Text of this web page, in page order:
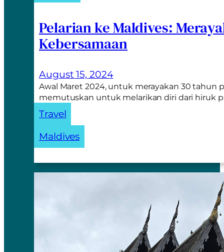
Pelarian ke Maldives:
Kebersamaan
August 15, 2024
Awal Maret 2024, untuk merayakan 30 tahun
memutuskan untuk melarikan diri dari hiruk
Travel
Maldives